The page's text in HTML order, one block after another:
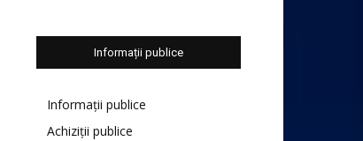
Informații publice
Informații publice
Achiziții publice